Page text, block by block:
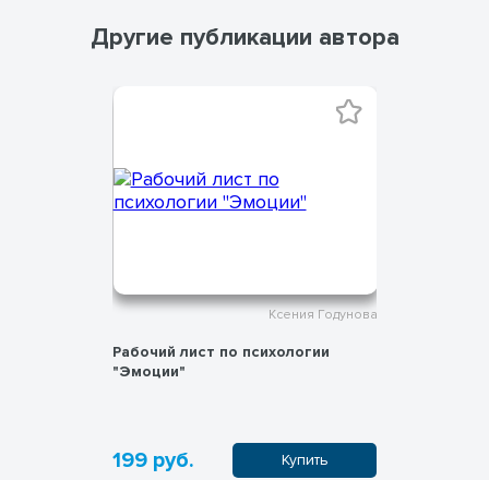
Другие публикации автора
Ксения Годунова
Рабочий лист по психологии
"Эмоции"
199 руб. Купить